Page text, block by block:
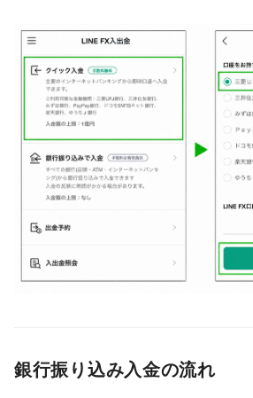
銀行振り込み入金の流れ